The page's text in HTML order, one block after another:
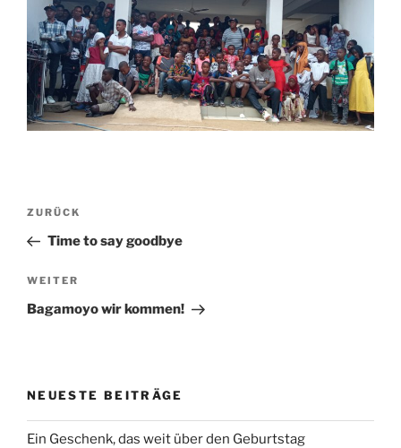
Beitragsnavigation
Vorheriger
Beitrag
ZURÜCK
Time to say goodbye
Nächster
Beitrag
WEITER
Bagamoyo wir kommen!
NEUESTE BEITRÄGE
Ein Geschenk, das weit über den Geburtstag